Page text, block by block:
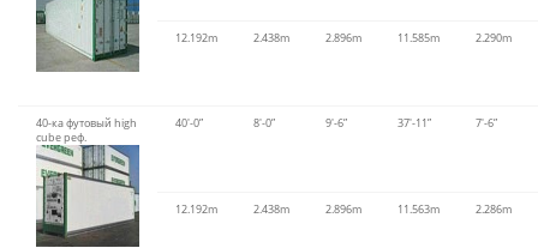
12.192m 2.438m 2.896m 11.585m 2.290m
40-ка футовый high
cube реф.
40′-0” 8′-0” 9′-6” 37′-11” 7′-6”
12.192m 2.438m 2.896m 11.563m 2.286m